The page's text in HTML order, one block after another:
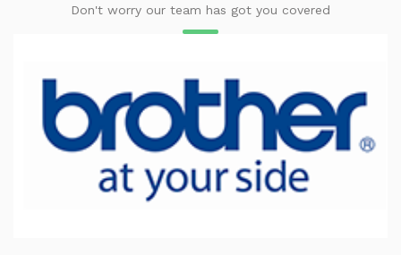
Don't worry our team has got you covered